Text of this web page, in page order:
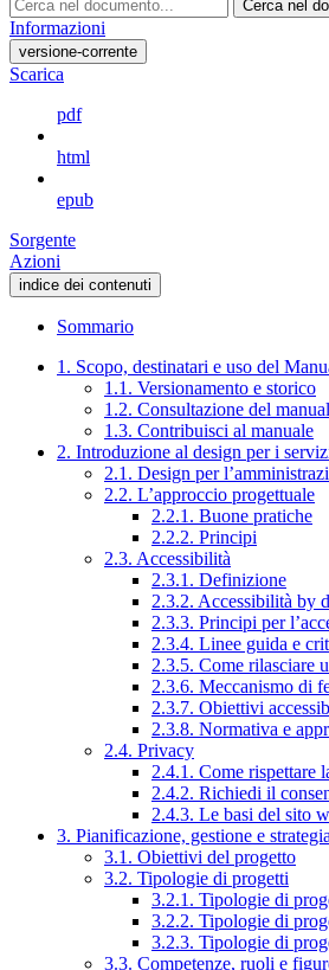
Cerca nel
Informazioni
versione-corrente
Scarica
pdf
html
epub
Sorgente
Azioni
indice dei contenuti
Sommario
1. Scopo, destinatari e uso del
1.1. Versionamento e storico
1.2. Consultazione del
1.3. Contribuisci al manuale
2. Introduzione al design per i
2.1. Design per
2.2. L’approccio progettuale
2.2.1. Buone pratiche
2.2.2. Principi
2.3. Accessibilità
2.3.1. Definizione
2.3.2. Accessibilità by
2.3.3. Principi per
2.3.4. Linee guida e
2.3.5. Come rilasciare
2.3.6. Meccanismo di
2.3.7. Obiettivi
2.3.8. Normativa e
2.4. Privacy
2.4.1. Come rispettare
2.4.2. Richiedi il
2.4.3. Le basi del sito
3. Pianificazione, gestione e strategia
3.1. Obiettivi del progetto
3.2. Tipologie di progetti
3.2.1. Tipologie di
3.2.2. Tipologie di
3.2.3. Tipologie di
3.3. Competenze, ruoli e